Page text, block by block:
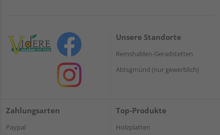
Unsere Standorte
Remshalden-Geradstetten
Abtsgmünd (nur gewerblich)
Zahlungsarten
Paypal
Top-Produkte
Holzplatten